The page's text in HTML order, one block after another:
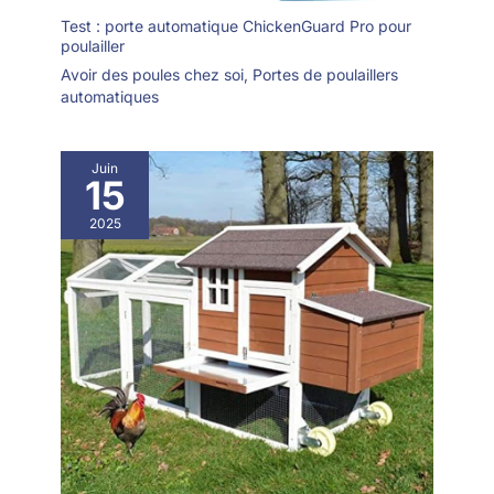
Test : porte automatique ChickenGuard Pro pour
poulailler
Avoir des poules chez soi, Portes de poulaillers
automatiques
Juin
15
2025